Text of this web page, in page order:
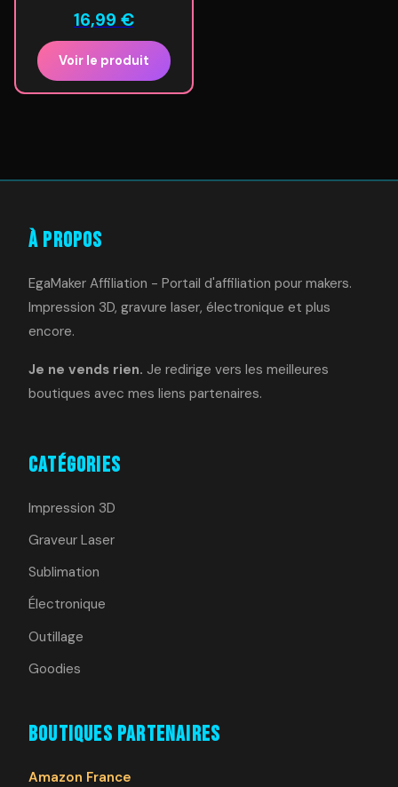
16,99 €
Voir le produit
À Propos
EgaMaker Affiliation - Portail d'affiliation pour makers.
Impression 3D, gravure laser, électronique et plus
encore.
Je ne vends rien. Je redirige vers les meilleures
boutiques avec mes liens partenaires.
Catégories
Impression 3D
Graveur Laser
Sublimation
Électronique
Outillage
Goodies
Boutiques Partenaires
Amazon France